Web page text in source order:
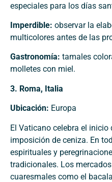
especiales para los días
Imperdible: observar la
multicolores antes de las
Gastronomía: tamales
molletes con miel.
3. Roma, Italia
Ubicación: Europa
El Vaticano celebra el inicio
imposición de ceniza. En
espirituales y
tradicionales. Los
cuaresmales como el